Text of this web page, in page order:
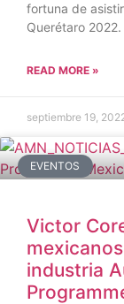
fortuna de
Querétaro 2022.
READ MORE »
septiembre 19,
EVENTOS
Victor
industria